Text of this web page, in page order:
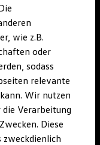
wie z.B.
oder
sodass
relevante
Wir nutzen
Verarbeitung
Diese
zweckdienlich